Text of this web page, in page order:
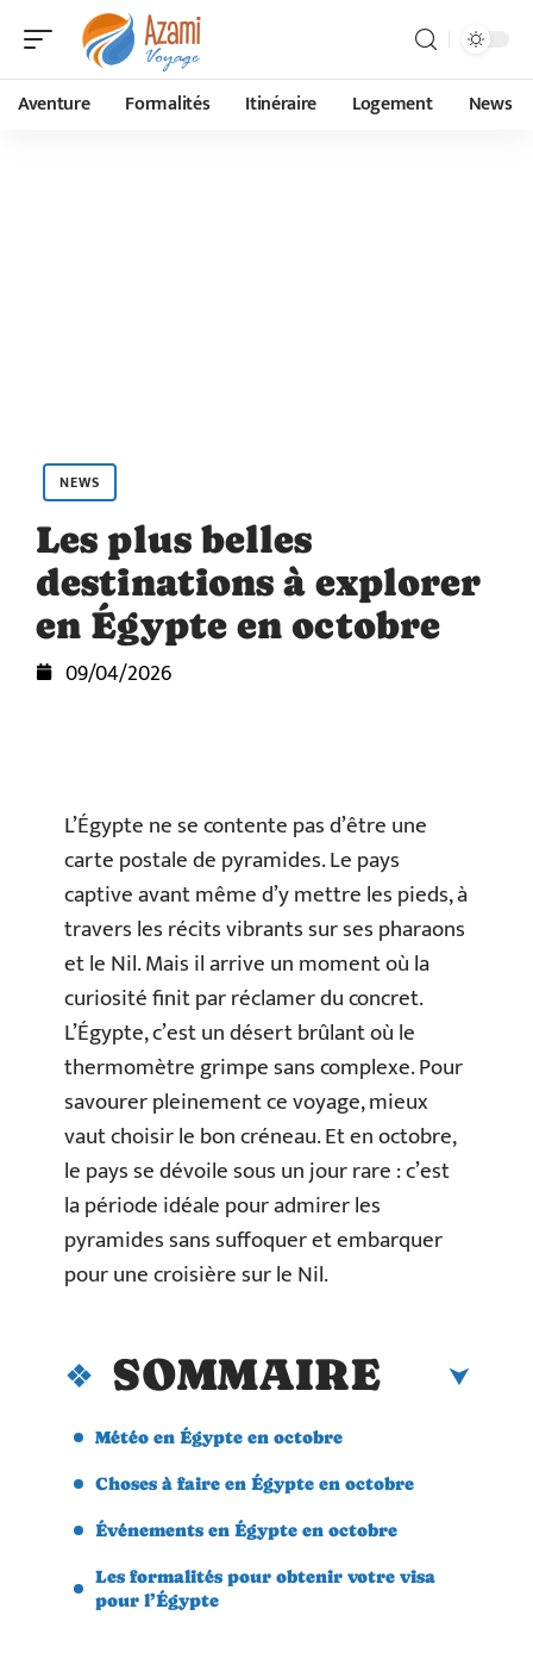
Aventure Formalités Itinéraire Logement News
NEWS
Les plus belles
destinations à explorer
en Égypte en octobre
09/04/2026
L’Égypte ne se contente pas d’être une
carte postale de pyramides. Le pays
captive avant même d’y mettre les pieds, à
travers les récits vibrants sur ses pharaons
et le Nil. Mais il arrive un moment où la
curiosité finit par réclamer du concret.
L’Égypte, c’est un désert brûlant où le
thermomètre grimpe sans complexe. Pour
savourer pleinement ce voyage, mieux
vaut choisir le bon créneau. Et en octobre,
le pays se dévoile sous un jour rare : c’est
la période idéale pour admirer les
pyramides sans suffoquer et embarquer
pour une croisière sur le Nil.
SOMMAIRE
Météo en Égypte en octobre
Choses à faire en Égypte en octobre
Événements en Égypte en octobre
Les formalités pour obtenir votre visa
pour l’Égypte